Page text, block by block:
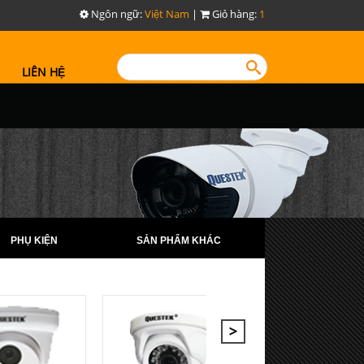
Ngôn ngữ:Việt Nam | Giỏ hàng: 1
LIÊN HỆ
PHỤ KIỆN SẢN PHẨM KHÁC